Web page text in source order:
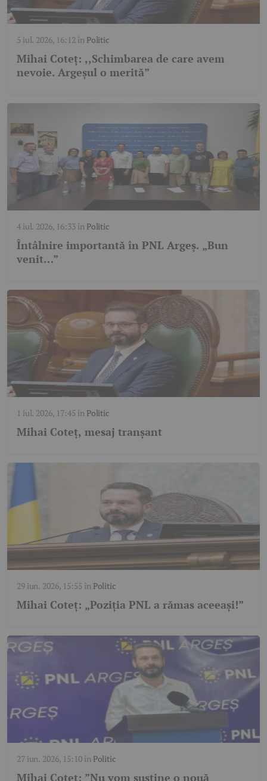
5 iul. 2026, 16:12 în Politic
Mihai Coteț: ,,Schimbarea de care avem
nevoie. Argeșul o merită”
4 iul. 2026, 16:33în Politic
Întâlnire importantă în PNL Argeș. „Bun
venit…”
1 iul. 2026, 17:45 în Politic
Mihai Coteț, mesaj tranșant
29 iun. 2026, 15:55 în Politic
Mihai Coteț: „Poziția PNL a rămas aceeași!”
27 iun. 2026, 15:10în Politic
Mihai Coteț: ”Nu vom susține o nouă